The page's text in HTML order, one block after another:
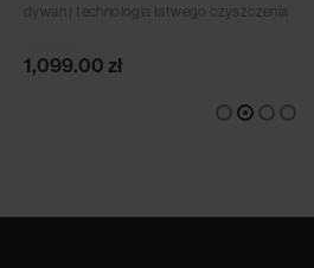
dywan | technologia łatwego czyszczenia
1,099.00 zł